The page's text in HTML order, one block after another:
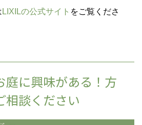
LIXILの公式サイト をご覧くださ
庭に興味がある！方
相談ください